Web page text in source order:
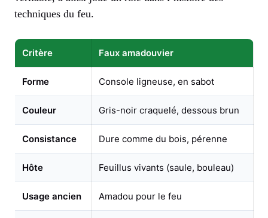
techniques du feu.
Critère Faux amadouvier
Forme Console ligneuse, en sabot
Couleur Gris-noir craquelé, dessous brun
Consistance Dure comme du bois, pérenne
Hôte Feuillus vivants (saule, bouleau)
Usage ancien Amadou pour le feu